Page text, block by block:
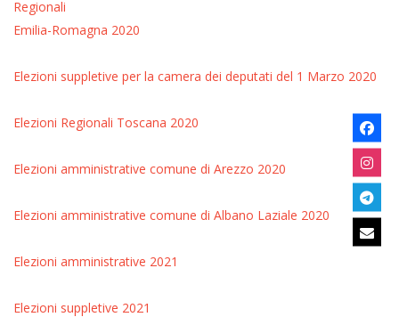
Regionali
Emilia-Romagna 2020
Elezioni suppletive per la camera dei deputati del 1 Marzo 2020
Elezioni Regionali Toscana 2020
Elezioni amministrative comune di Arezzo 2020
Elezioni amministrative comune di Albano Laziale 2020
Elezioni amministrative 2021
Elezioni suppletive 2021